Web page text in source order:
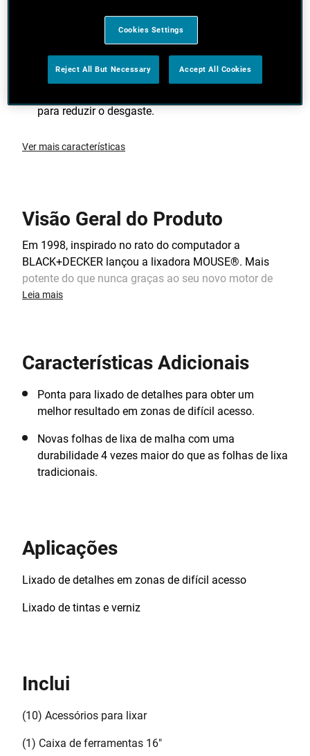
Novo desenho compacto, permite um controlo
comodidade.
para reduzir o desgaste.
Ver mais características
Visão Geral do Produto
Em 1998, inspirado no rato do computador a
BLACK+DECKER lançou a lixadora MOUSE®. Mais
potente do que nunca graças ao seu novo motor de
120W, para lixar ainda melhor e obter um acabamento
para uma melhor recolha das poeiras. A nossa
lhe conferem a versatilidade que necessita de modo a
poder realizar qualquer tarefa de lixamento. Inclui 10
Leia mais
Características Adicionais
Ponta para lixado de detalhes para obter um
melhor resultado em zonas de difícil acesso.
Novas folhas de lixa de malha com uma
durabilidade 4 vezes maior do que as folhas de lixa
tradicionais.
Aplicações
Lixado de detalhes em zonas de difícil acesso
Lixado de tintas e verniz
Inclui
(10) Acessórios para lixar
(1) Caixa de ferramentas 16"
Cookies Settings
Reject All But Necessary Accept All Cookies